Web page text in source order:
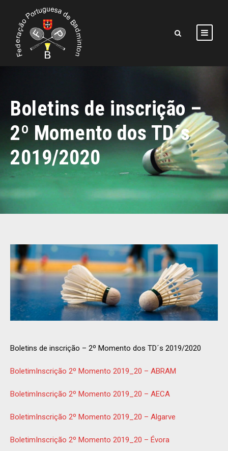
Boletins de inscrição –
2º Momento dos TD´s
2019/2020
Boletins de inscrição – 2º Momento dos TD´s 2019/2020
BoletimInscrição 2º Momento 2019_20 – ABRAM
BoletimInscrição 2º Momento 2019_20 – AECA
BoletimInscrição 2º Momento 2019_20 – Algarve
BoletimInscrição 2º Momento 2019_20 – Évora